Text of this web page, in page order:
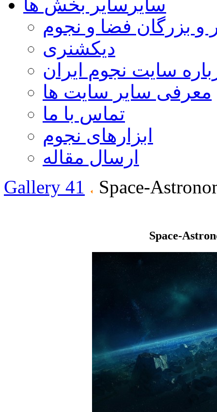
سایر سایر بخش ها
و بزرگان فضا و نجوم
دیکشنری
سایت نجوم ایران
معرفی سایر سایت ها
تماس با ما
ابزارهای نجوم
ارسال مقاله
Gallery 41
Space-
Space-